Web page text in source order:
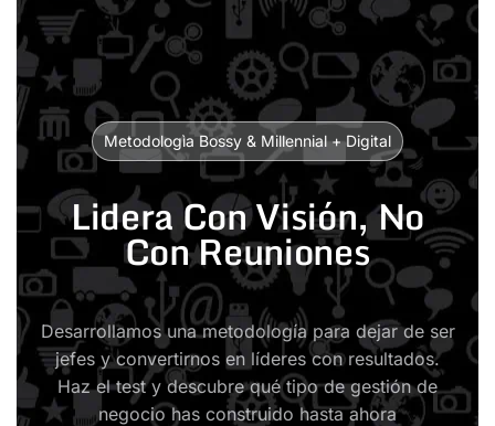
Metodologìa Bossy & Millennial + Digital
Lidera Con Visión, No
Con Reuniones
Desarrollamos una metodología para dejar de ser
jefes y convertirnos en líderes con resultados.
Haz el test y descubre qué tipo de gestión de
negocio has construido hasta ahora